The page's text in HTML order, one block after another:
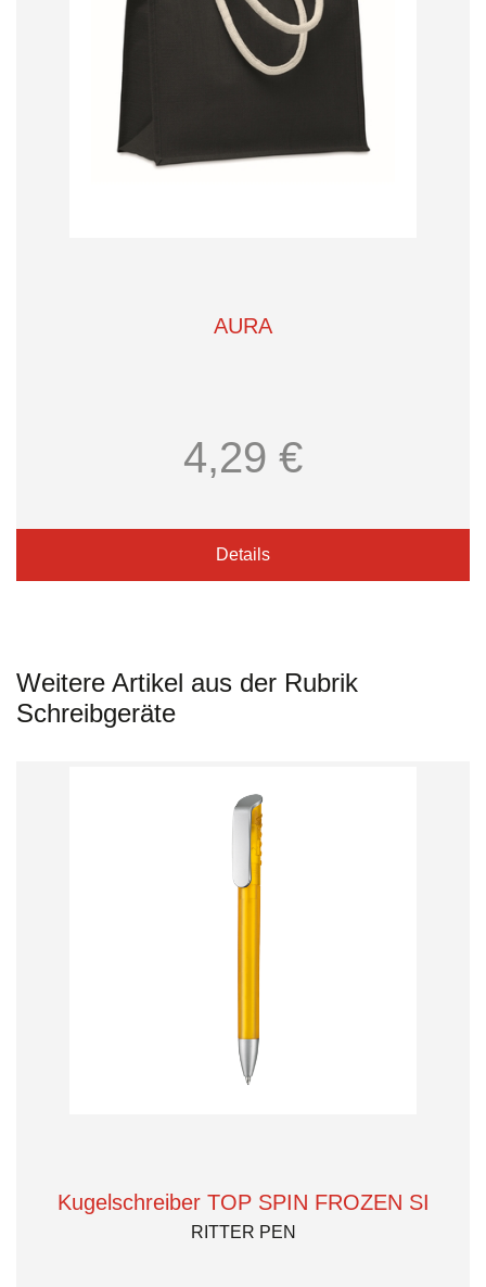
AURA
4,29 €
Details
Weitere Artikel aus der Rubrik
Schreibgeräte
Kugelschreiber TOP SPIN FROZEN SI
RITTER PEN